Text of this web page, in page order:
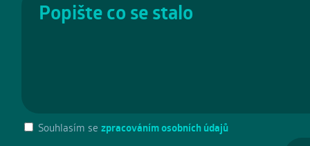
Souhlasím se zpracováním osobních údajů